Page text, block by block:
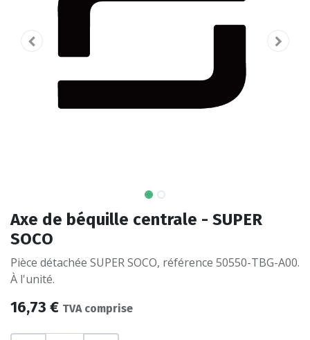
Axe de béquille centrale - SUPER
SOCO
Pièce détachée SUPER SOCO, référence 50550-TBG-A00.
À l'unité.
16,73 € TVA comprise